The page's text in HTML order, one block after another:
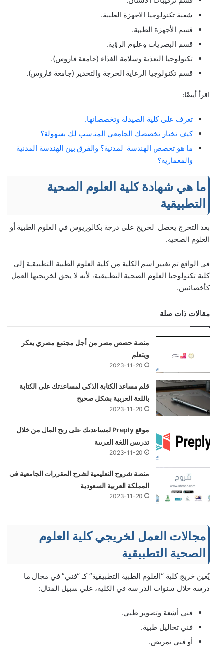
شعبة تكنولوجيا الأجهزة الطبية.
قسم الأجهزة الطبية.
قسم البصريات وعلوم الرؤية.
تكنولوجيا التغذية وسلامة الغذاء (جامعة فاروس).
قسم تكنولوجيا الرعاية الحرجة والتخدير (جامعة فاروس).
اقرأ أيضًا:
تعرف على كلية الصيدلة وتخصصاتها.
كيف تختار تخصصك الجامعي المناسب لك بسهولة؟
ما هو تخصص الهندسة المدنية؟ والفرق بين الهندسة المدنية
والمعمارية؟
ما هي شهادة كلية العلوم الصحية
التطبيقية
بعد التخرج يحصل الخريج على درجة بكالوريوس في العلوم الطبية أو
العلوم الصحية.
في الواقع تم تغيير اسم الكلية من كلية العلوم الطبية التطبيقية إلى
كلية تكنولوجيا العلوم الصحية التطبيقية، لأنه لا يحق لخريجيها العمل
كأخصائيين.
مقالات ذات صلة
منصة حصص مصر من أجل مجتمع مصري يفكر
ويتعلم
2023-11-20
قلم مساعد الكتابة الذكي لمساعدتك على الكتابة
باللغة العربية بشكل صحيح
2023-11-20
موقع Preply لمساعدتك على ربح المال من خلال
تدريس اللغة العربية
2023-11-20
منصة شروح التعليمية لشرح المقررات الجامعية في
المملكة العربية السعودية
2023-11-20
مجالات العمل لخريجي كلية العلوم
الصحية التطبيقية
يُعين خريج كلية “العلوم الطبية التطبيقية” كـ “فني” في مجال ما
درسه خلال سنوات الدراسة في الكلية، علي سبيل المثال:
فني أشعة وتصوير طبي.
فني تحاليل طبية.
أو فني تمريض.